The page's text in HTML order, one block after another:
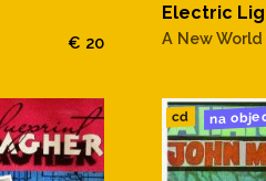
€ 20
Electric
A New
cd na